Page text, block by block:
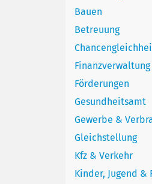
Bauen
Betreuung
Finanzverwaltung
Förderungen
Gesundheitsamt
Gewerbe &
Gleichstellung
Kfz & Verkehr
Kinder, Jugend &